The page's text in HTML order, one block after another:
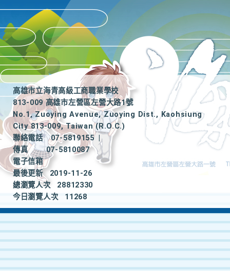
高雄市立海青高級工商職業學校
813-009 高雄市左營區左營大路1號
No.1, Zuoying Avenue, Zuoying Dist., Kaohsiung
City 813-009, Taiwan (R.O.C.)
聯絡電話
07-5819155
|
傳真
07-5810087
電子信箱
最後更新
2019-11-26
總瀏覽人次
28812330
今日瀏覽人次
11268